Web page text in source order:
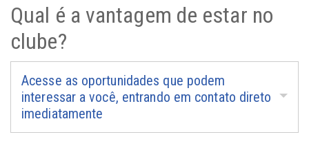
Qual é a vantagem de estar no
clube?
Acesse as oportunidades que podem
interessar a você, entrando em contato direto
imediatamente